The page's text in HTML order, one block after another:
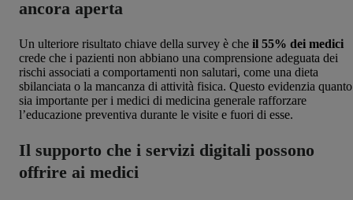
ancora aperta
Un ulteriore risultato chiave della survey è che il 55% dei medici
crede che i pazienti non abbiano una comprensione adeguata dei
rischi associati a comportamenti non salutari, come una dieta
sbilanciata o la mancanza di attività fisica. Questo evidenzia quanto
sia importante per i medici di medicina generale rafforzare
l’educazione preventiva durante le visite e fuori di esse.
Il supporto che i servizi digitali possono
offrire ai medici